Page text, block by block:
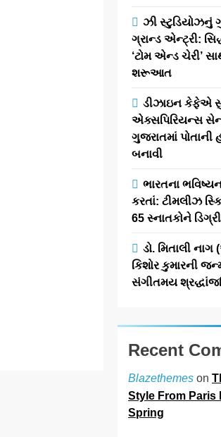
યુ આઈડિયા
હેકાથોન”નું
આયોજન કરાયું
newsaaspaas1
10
months
0 1 mins
આઈડિયા હેકાથોન,
યુવા ઈનોવેટર્સને
પ્રેરણા આપવા માટે
15 અને 16
ઓક્ટોબર, 2025ના
રોજ ડિવાઈન ચાઈલ્ડ
ઝી સ્ટુડિયોઝનું
ગ્રાન્ડ એન્ટ્રી:
‘ટોમ એન્ડ ચેરી’
શરૂઆત
ડીઝાઇન કેફેએ
એક્સપિરિયન્સ
ગુજરાતમાં
બનાવી
ભારતના
કરતાં: ટીમલીઝ
65 સ્નાતકોને
ડો. મિતાલી નાગ
કિશોર કુમારની
સંગીતમય
Recent
Blazethemes on
Style From Paris
Spring